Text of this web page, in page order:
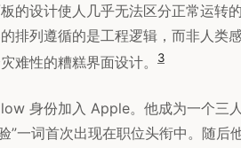
的设计使人几乎无法区分正常运转
排列遵循的是工程逻辑，而非人类
难性的糟糕界面设计。
3
身份加入 Apple。他成为一个三
一词首次出现在职位头衔中。随后